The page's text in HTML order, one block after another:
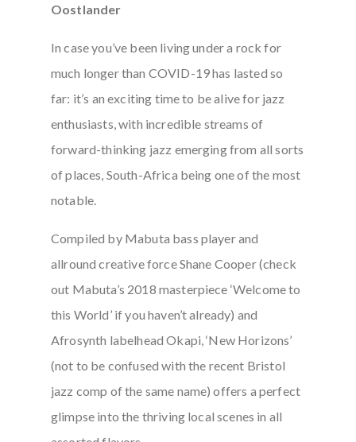
Oostlander
In case you’ve been living under a rock for
much longer than COVID-19 has lasted so
far: it’s an exciting time to be alive for jazz
enthusiasts, with incredible streams of
forward-thinking jazz emerging from all sorts
of places, South-Africa being one of the most
notable.
Compiled by Mabuta bass player and
allround creative force Shane Cooper (check
out Mabuta’s 2018 masterpiece ‘Welcome to
this World’ if you haven’t already) and
Afrosynth labelhead Okapi, ‘New Horizons’
(not to be confused with the recent Bristol
jazz comp of the same name) offers a perfect
glimpse into the thriving local scenes in all